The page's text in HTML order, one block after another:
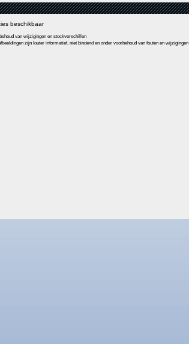
beschikbaar
van wijzigingen en stockverschillen
zijn louter informatief, niet bindend en onder voorbehoud van fouten en wijzigingen